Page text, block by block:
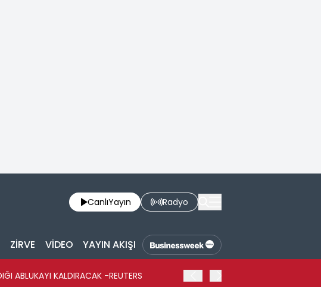
CanlıYayın Radyo
ZİRVE VİDEO YAYIN AKIŞI
ABLUKAYI KALDIRACAK -REUTERS